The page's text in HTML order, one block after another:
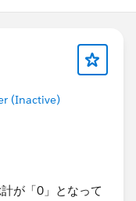
(Inactive)
が「0」となって